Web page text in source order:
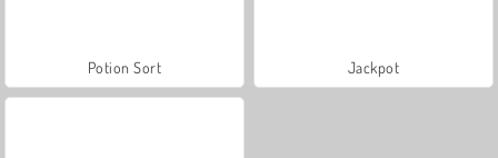
Potion Sort Jackpot